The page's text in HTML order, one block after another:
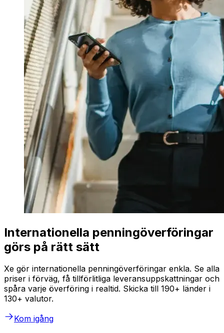
Internationella penningöverföringar
görs på rätt sätt
Xe gör internationella penningöverföringar enkla. Se alla
priser i förväg, få tillförlitliga leveransuppskattningar och
spåra varje överföring i realtid. Skicka till 190+ länder i
130+ valutor.
Kom igång